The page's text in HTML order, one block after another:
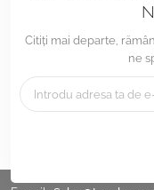
Citiți mai departe,
ne